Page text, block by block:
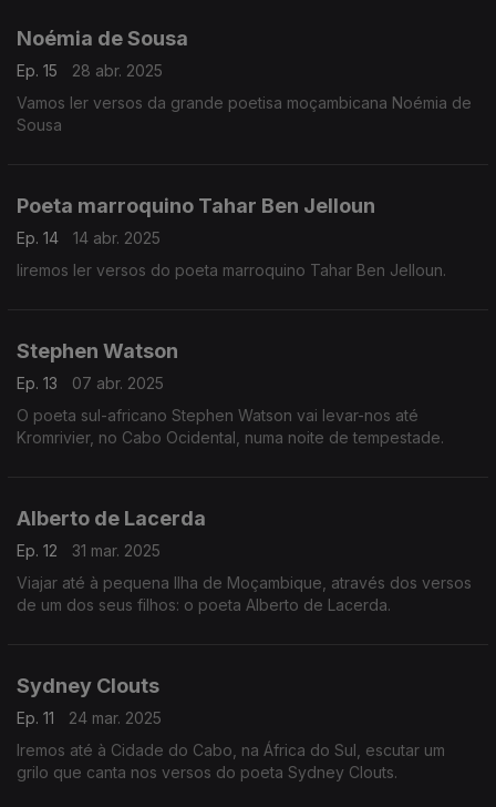
Noémia de Sousa
Ep. 15
28 abr. 2025
Vamos ler versos da grande poetisa moçambicana Noémia de
Sousa
Poeta marroquino Tahar Ben Jelloun
Ep. 14
14 abr. 2025
Iiremos ler versos do poeta marroquino Tahar Ben Jelloun.
Stephen Watson
Ep. 13
07 abr. 2025
O poeta sul-africano Stephen Watson vai levar-nos até
Kromrivier, no Cabo Ocidental, numa noite de tempestade.
Alberto de Lacerda
Ep. 12
31 mar. 2025
Viajar até à pequena Ilha de Moçambique, através dos versos
de um dos seus filhos: o poeta Alberto de Lacerda.
Sydney Clouts
Ep. 11
24 mar. 2025
Iremos até à Cidade do Cabo, na África do Sul, escutar um
grilo que canta nos versos do poeta Sydney Clouts.